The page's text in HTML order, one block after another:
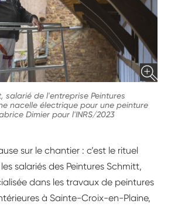
salarié de l'entreprise Peintures
nacelle électrique pour une peinture
Dimier pour l'INRS/2023
sur le chantier : c’est le rituel
salariés des Peintures Schmitt,
dans les travaux de peintures
à Sainte-Croix-en-Plaine,